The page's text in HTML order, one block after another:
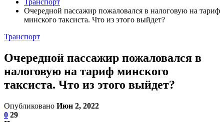
Транспорт
Очередной пассажир пожаловался в налоговую на тариф
минского таксиста. Что из этого выйдет?
Транспорт
Очередной пассажир пожаловался в
налоговую на тариф минского
таксиста. Что из этого выйдет?
Опубликовано Июн 2, 2022
0 29